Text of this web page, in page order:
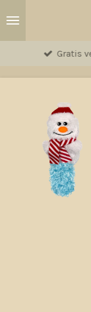
hoofdinhoud
Gratis